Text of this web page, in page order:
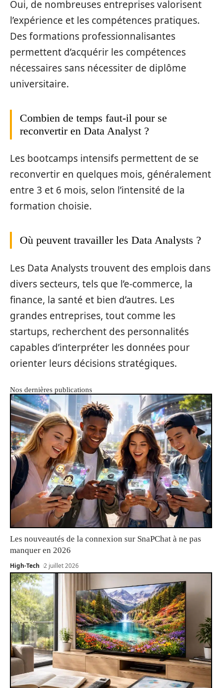
Oui, de nombreuses entreprises valorisent
l’expérience et les compétences pratiques.
Des formations professionnalisantes
permettent d’acquérir les compétences
nécessaires sans nécessiter de diplôme
universitaire.
Combien de temps faut-il pour se
reconvertir en Data Analyst ?
Les bootcamps intensifs permettent de se
reconvertir en quelques mois, généralement
entre 3 et 6 mois, selon l’intensité de la
formation choisie.
Où peuvent travailler les Data Analysts ?
Les Data Analysts trouvent des emplois dans
divers secteurs, tels que l’e-commerce, la
finance, la santé et bien d’autres. Les
grandes entreprises, tout comme les
startups, recherchent des personnalités
capables d’interpréter les données pour
orienter leurs décisions stratégiques.
Nos dernières publications
Les nouveautés de la connexion sur SnaPChat à ne pas
manquer en 2026
High-Tech 2 juillet 2026